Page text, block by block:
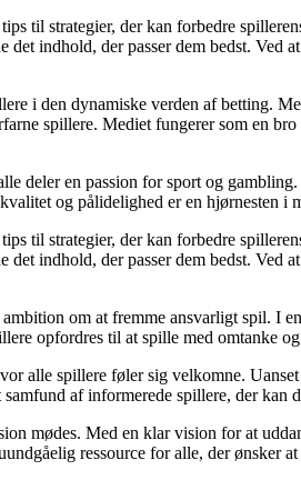
til strategier, der kan forbedre
indhold, der passer dem bedst. Ved
i den dynamiske verden af betting.
spillere. Mediet fungerer som en
deler en passion for sport og
og pålidelighed er en
til strategier, der kan forbedre
indhold, der passer dem bedst. Ved
om at fremme ansvarligt spil.
opfordres til at spille med omtanke
alle spillere føler sig velkomne.
af informerede spillere, der kan
mødes. Med en klar vision for at
ressource for alle, der ønsker